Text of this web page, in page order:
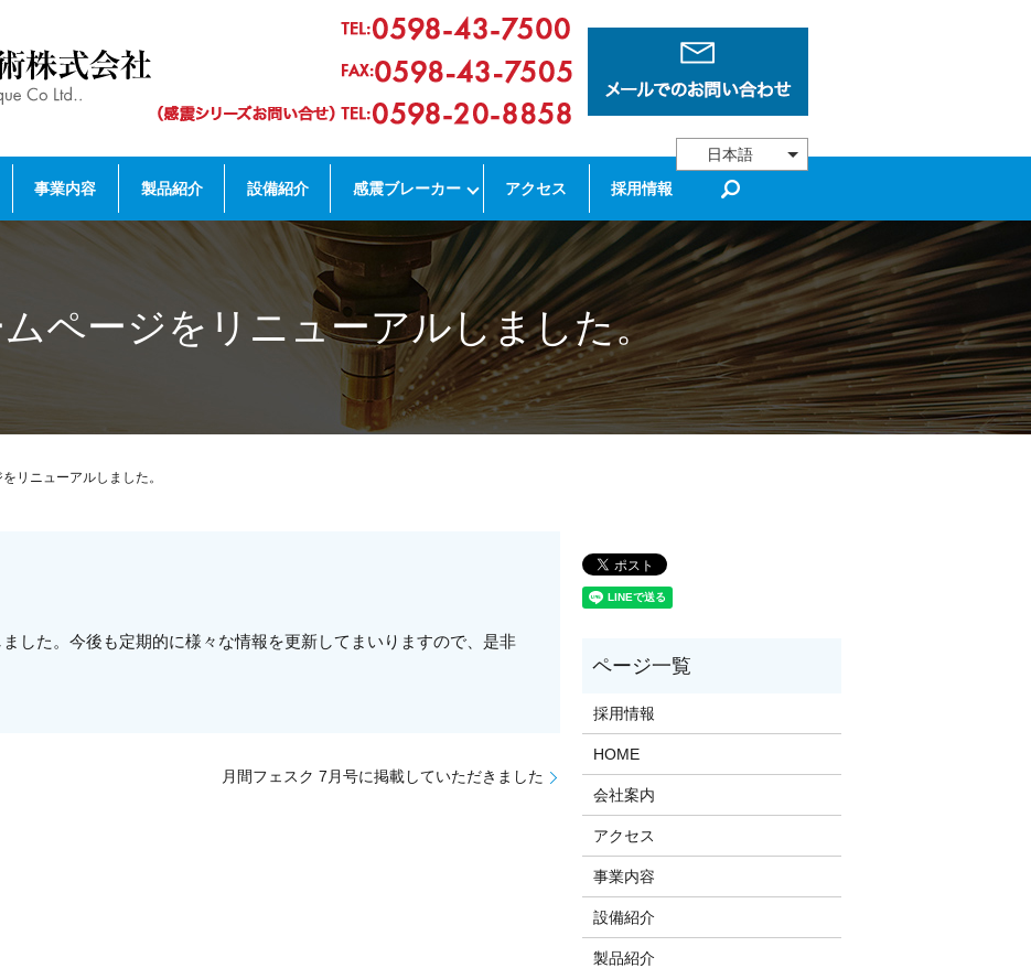
日本語
事業内容 製品紹介 設備紹介 感震ブレーカー アクセス 採用情報
ページをリニューアルしました。
リニューアルしました。
した。今後も定期的に様々な情報を更新してまいりますので、是非
月間フェスク 7月号に掲載していただきました
採用情報
HOME
会社案内
アクセス
事業内容
設備紹介
製品紹介